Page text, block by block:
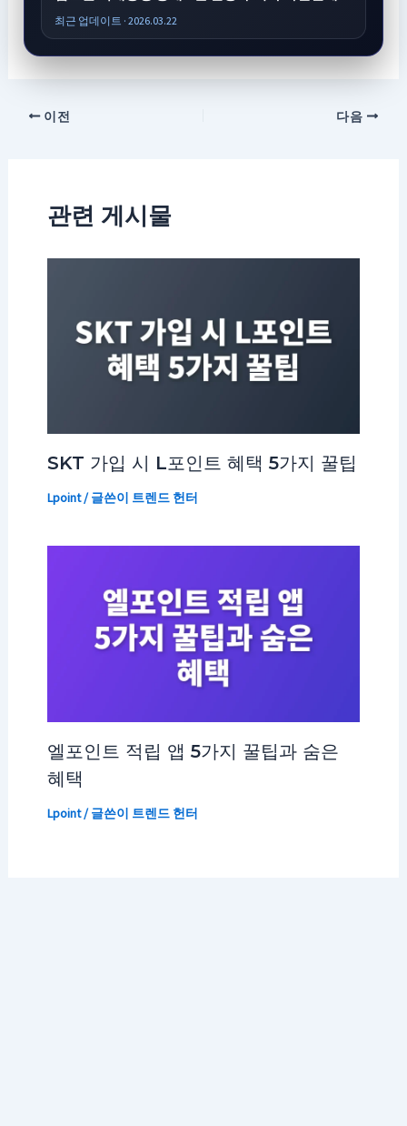
최근 업데이트 · 2026.03.22
이전 다음
관련 게시물
SKT 가입 시 L포인트 혜택 5가지 꿀팁
Lpoint/ 글쓴이 트렌드 헌터
엘포인트 적립 앱 5가지 꿀팁과 숨은
혜택
Lpoint/ 글쓴이 트렌드 헌터